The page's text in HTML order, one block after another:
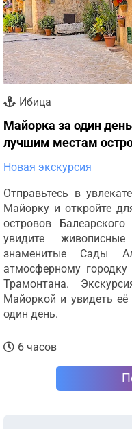
Ибица
Майорка за один
лучшим местам
Новая экскурсия
Отправьтесь в
Майорку и откройте
островов
увидите
знаменитые Сады
атмосферному
Трамонтана.
Майоркой и увидеть
один день.
6 часов